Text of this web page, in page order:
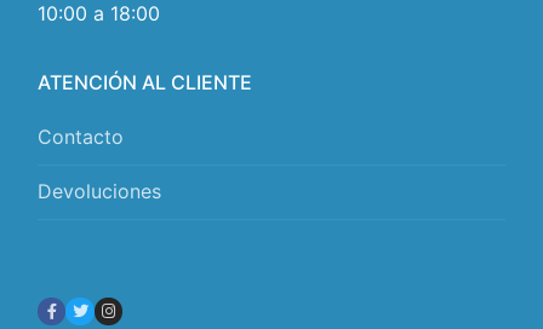
10:00 a 18:00
ATENCIÓN AL CLIENTE
Contacto
Devoluciones